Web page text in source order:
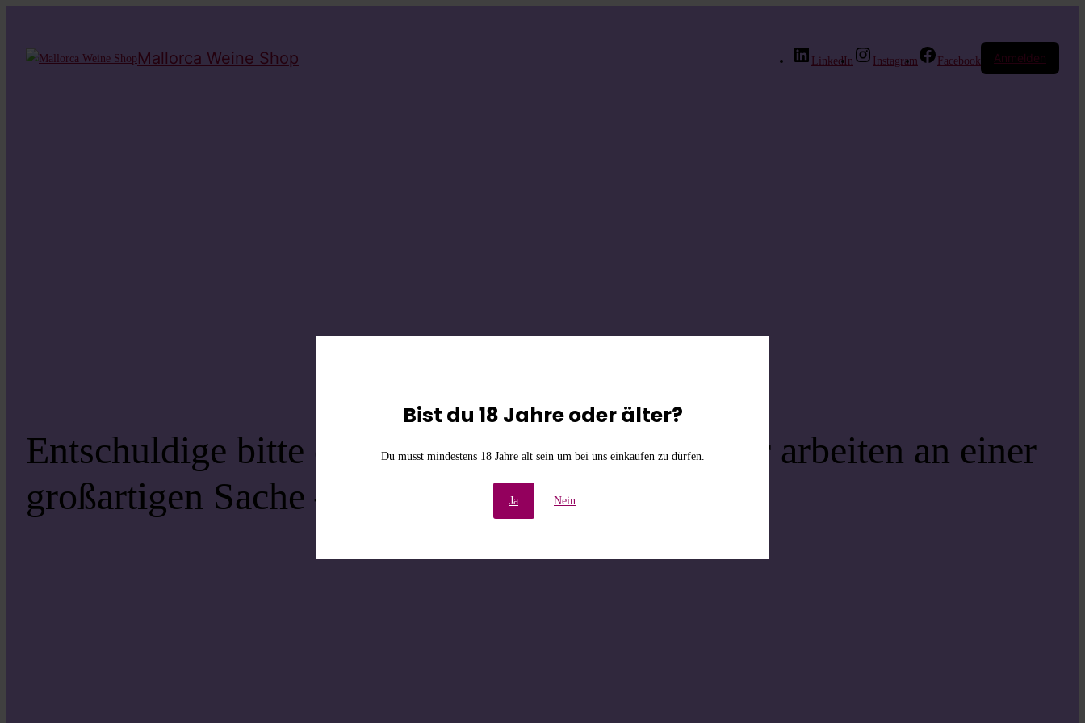
Bist du 18 Jahre oder älter?
Du musst mindestens 18 Jahre alt sein um bei uns einkaufen zu dürfen.
Ja Nein
Mallorca Weine Shop LinkedIn Instagram Facebook Anmelden
Entschuldige bitte die Unannehmlichkeiten! Wir arbeiten an einer
großartigen Sache – schau bald wieder vorbei!